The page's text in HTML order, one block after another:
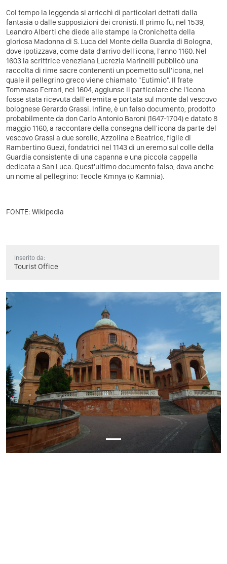
Col tempo la leggenda si arricchì di particolari dettati dalla
fantasia o dalle supposizioni dei cronisti. Il primo fu, nel 1539,
Leandro Alberti che diede alle stampe la Cronichetta della
gloriosa Madonna di S. Luca del Monte della Guardia di Bologna,
dove ipotizzava, come data d'arrivo dell'icona, l'anno 1160. Nel
1603 la scrittrice veneziana Lucrezia Marinelli pubblicò una
raccolta di rime sacre contenenti un poemetto sull'icona, nel
quale il pellegrino greco viene chiamato "Eutimio". Il frate
Tommaso Ferrari, nel 1604, aggiunse il particolare che l'icona
fosse stata ricevuta dall'eremita e portata sul monte dal vescovo
bolognese Gerardo Grassi. Infine, è un falso documento, prodotto
probabilmente da don Carlo Antonio Baroni (1647-1704) e datato 8
maggio 1160, a raccontare della consegna dell'icona da parte del
vescovo Grassi a due sorelle, Azzolina e Beatrice, figlie di
Rambertino Guezi, fondatrici nel 1143 di un eremo sul colle della
Guardia consistente di una capanna e una piccola cappella
dedicata a San Luca. Quest'ultimo documento falso, dava anche
un nome al pellegrino: Teocle Kmnya (o Kamnia).
FONTE: Wikipedia
Inserito da:
Tourist Office
Previous Next